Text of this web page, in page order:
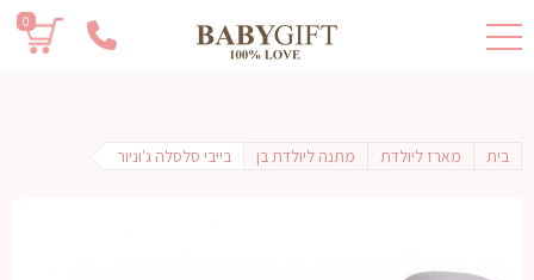
0
בית מארז ליולדת מתנה ליולדת בן בייבי סלסלה ג'וניור